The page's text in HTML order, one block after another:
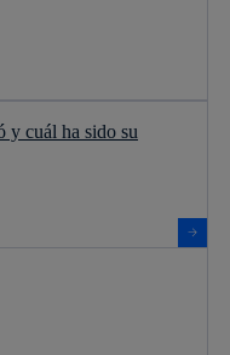
y cuál ha sido su